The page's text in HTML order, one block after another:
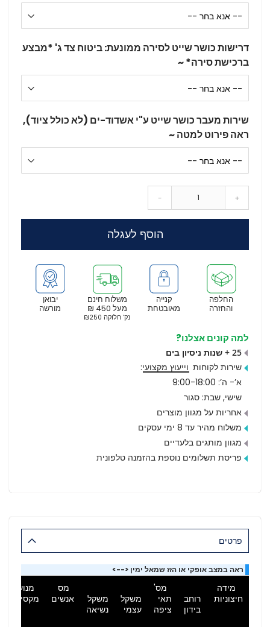
דרישות כושר שייט לסירה ממונעת: ביטוח צד ג' *מבצע
ברכישת סירה* ~
שירות מעבר כושר שייט ע"י אשדוד-ים (לא כולל ציוד),
ראה פירוט למטה ~
- +
הוסף לעגלה
יבואן
מורשה
משלוח חינם
מעל 450 ₪
נק’ חלוקה ₪250
קנייה
מאובטחת
החלפה
והחזרה
למה קונים אצלנו?
25 + שנות ניסיון בים
שירות לקוחות וייעוץ מקצועי:
א’- ה’: 9:00-18:00
שישי, שבת: סגור
אחריות על מגוון מוצרים
משלוח מהיר עד 8 ימי עסקים
מגוון מותגים בלעדיים
פריסת תשלומים נוספת בהזמנה טלפונית
פרטים
ראה במצב אופקי או הזז שמאל ימין <-->
מידה
חיצוניות
רוחב
בידון
מס'
תאי
ציפה
משקל
עצמי
משקל
נשיאה
מס
אנשים
מנוע
מקסימלי